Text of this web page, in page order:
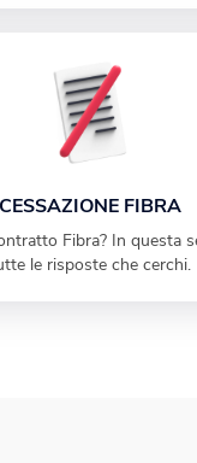
CESSAZIONE FIBRA
Fibra? In questa
le risposte che cerchi.